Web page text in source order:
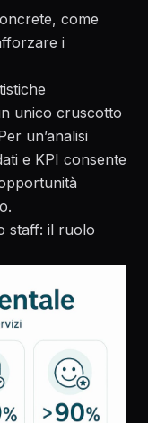
come
i
unico cruscotto
un’analisi
e KPI consente
staff: il ruolo